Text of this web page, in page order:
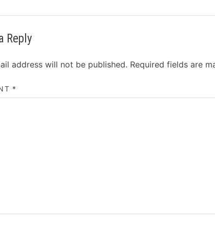
Reply
address will not be published. Required fields are
*